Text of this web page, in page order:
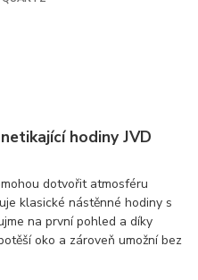
hodiny JVD
dotvořit atmosféru
klasické nástěnné hodiny s
na první pohled a díky
oko a zároveň umožní bez